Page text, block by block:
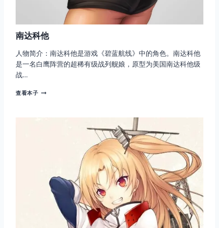
南达科他
人物简介：南达科他是游戏《碧蓝航线》中的角色。南达科他
是一名白鹰阵营的超稀有级战列舰娘，原型为美国南达科他级
战…
查看本子南